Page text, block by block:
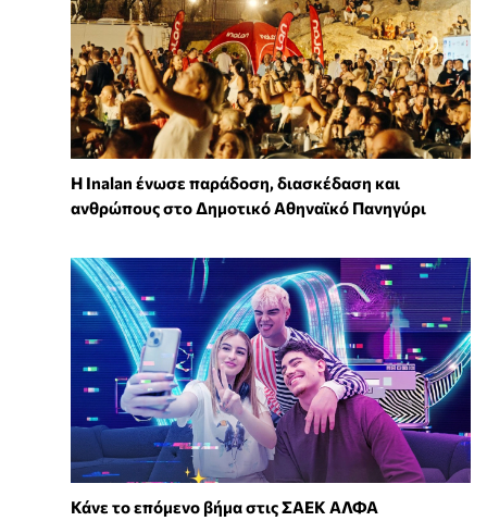
Η Inalan ένωσε παράδοση, διασκέδαση και
ανθρώπους στο Δημοτικό Αθηναϊκό Πανηγύρι
Κάνε το επόμενο βήμα στις ΣΑΕΚ ΑΛΦΑ